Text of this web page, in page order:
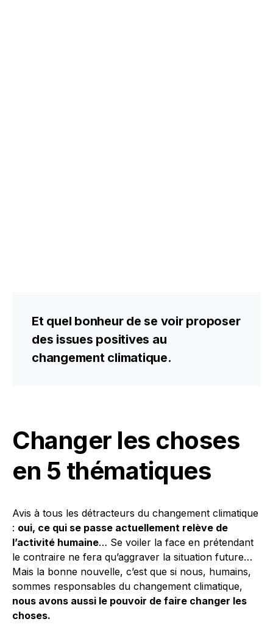
Et quel bonheur de se voir proposer
des issues positives au
changement climatique.
Changer les choses
en 5 thématiques
Avis à tous les détracteurs du changement climatique
: oui, ce qui se passe actuellement relève de
l’activité humaine… Se voiler la face en prétendant
le contraire ne fera qu’aggraver la situation future…
Mais la bonne nouvelle, c’est que si nous, humains,
sommes responsables du changement climatique,
nous avons aussi le pouvoir de faire changer les
choses.